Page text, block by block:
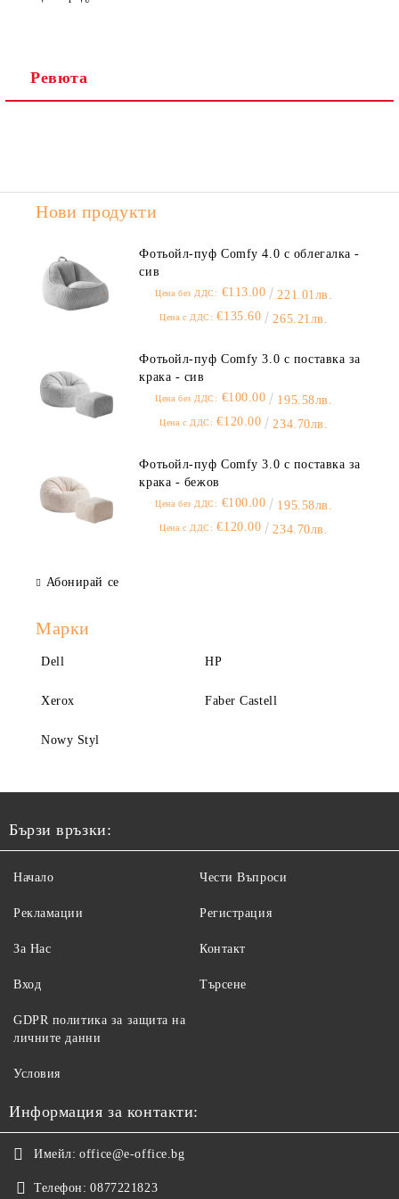
Ревюта
Нови продукти
Фотьойл-пуф Comfy 4.0 с облегалка -
сив
Цена без ДДС: €113.00 221.01лв.
Цена с ДДС: €135.60 265.21лв.
Фотьойл-пуф Comfy 3.0 с поставка за
крака - сив
Цена без ДДС: €100.00 195.58лв.
Цена с ДДС: €120.00 234.70лв.
Фотьойл-пуф Comfy 3.0 с поставка за
крака - бежов
Цена без ДДС: €100.00 195.58лв.
Цена с ДДС: €120.00 234.70лв.
Абонирай се
Марки
Dell HP
Xerox Faber Castell
Nowy Styl
Бързи връзки:
Начало
Рекламации
За Нас
Вход
Чести Въпроси
Регистрация
Контакт
Търсене
GDPR политика за защита на
личните данни
Условия
Информация за контакти:
Имейл: office@e-office.bg
Телефон: 0877221823